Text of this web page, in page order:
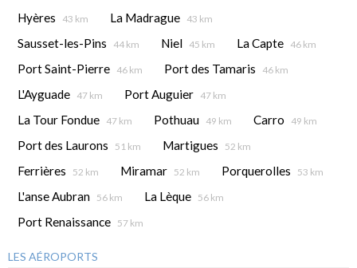
Hyères 43 km La Madrague 43 km
Sausset-les-Pins 44 km Niel 45 km La Capte 46 km
Port Saint-Pierre 46 km Port des Tamaris 46 km
L'Ayguade 47 km Port Auguier 47 km
La Tour Fondue 47 km Pothuau 49 km Carro 49 km
Port des Laurons 51 km Martigues 52 km
Ferrières 52 km Miramar 52 km Porquerolles 53 km
L'anse Aubran 56 km La Lèque 56 km
Port Renaissance 57 km
LES AÉROPORTS